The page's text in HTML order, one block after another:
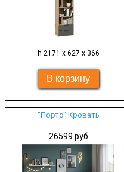
h 2171 х 627 х 366
"Порто" Кровать
26599 руб